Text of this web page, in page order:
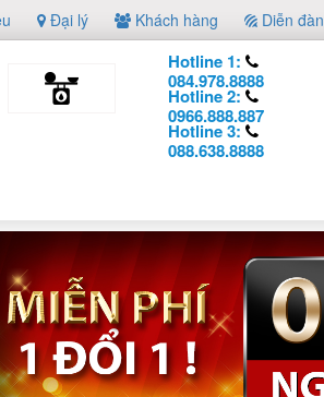
Diễn đàn
Khách hàng
Đại lý
Hotline 1:
084.978.8888
Hotline 2:
0966.888.887
Hotline 3:
088.638.8888